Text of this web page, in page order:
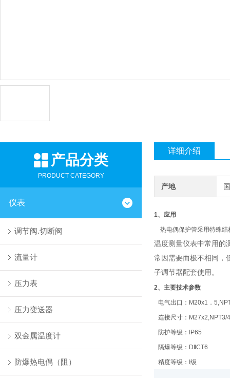
产品分类
PRODUCT CATEGORY
仪表
调节阀.切断阀
流量计
压力表
压力变送器
双金属温度计
防爆热电偶（阻）
详细介绍
产地
1、应用
热电偶保护管采用特殊
温度测量仪表中常用的
常因需要而极不相同，
子调节器配套使用。
2、主要技术参数
电气出口： M20x1 ．
连接尺寸： M27x2,NPT3/4
防护等级： IP65
隔爆等级： D‖CT6
精度等级： 级